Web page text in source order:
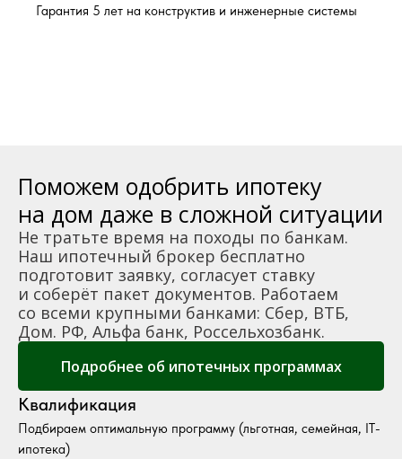
Гарантия 5 лет на конструктив и инженерные системы
Поможем одобрить ипотеку
на дом даже в сложной ситуации
Не тратьте время на походы по банкам.
Наш ипотечный брокер бесплатно
подготовит заявку, согласует ставку
и соберёт пакет документов. Работаем
со всеми крупными банками: Сбер, ВТБ,
Дом. РФ, Альфа банк, Россельхозбанк.
Подробнее об ипотечных программах
Квалификация
Подбираем оптимальную программу (льготная, семейная, IT-
ипотека)